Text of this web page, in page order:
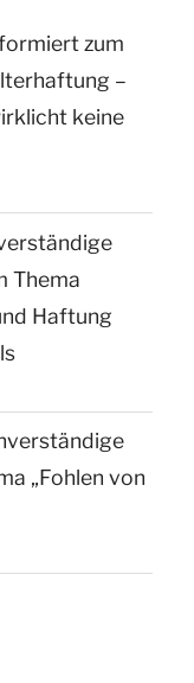
zum
–
keine
Thema
Haftung
„Fohlen von